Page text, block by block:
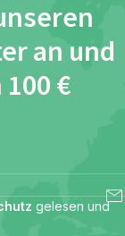
an und
€
gelesen und